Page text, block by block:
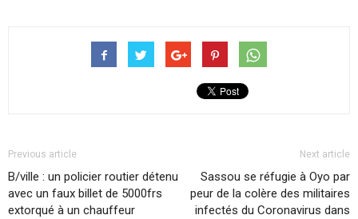
Previous article
B/ville : un policier routier détenu
avec un faux billet de 5000frs
extorqué à un chauffeur
Next article
Sassou se réfugie à Oyo par
peur de la colère des militaires
infectés du Coronavirus dans